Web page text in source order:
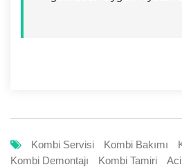
Kombi Servisi Kombi Bakımı
Kombi Demontajı
Kombi Tamiri